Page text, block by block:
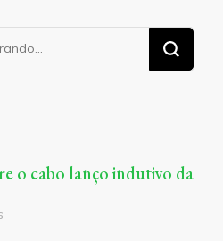
o cabo lanço indutivo da